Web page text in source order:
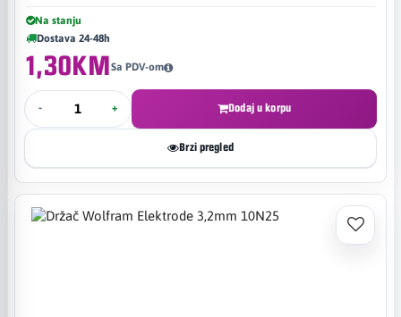
Na stanju
Dostava 24-48h
1,30KMSa PDV-om
- + Dodaj u korpu
Brzi pregled